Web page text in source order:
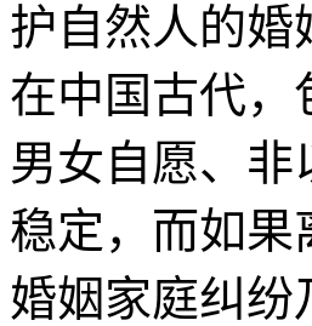
护自然人的婚
在中国古代，
男女自愿、非
稳定，而如果
婚姻家庭纠纷